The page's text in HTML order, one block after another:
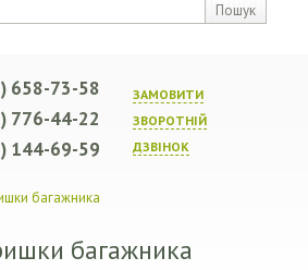
Пошук
ЗАМОВИТИ
ЗВОРОТНIЙ
ДЗВIНОК
658-73-58
776-44-22
144-69-59
багажника
багажника